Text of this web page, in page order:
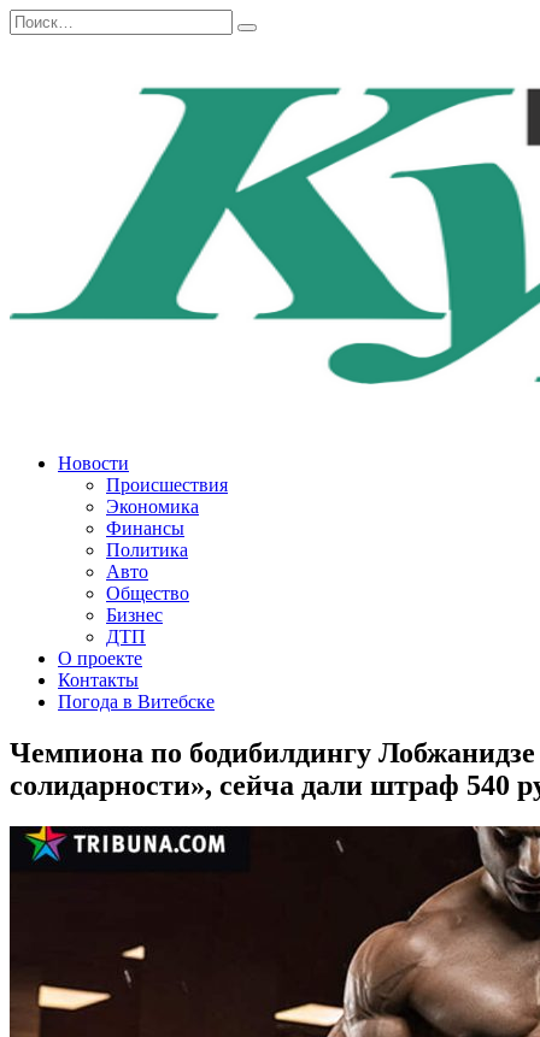
Перейти
к
Search
for:
Новости
Происшествия
Экономика
Финансы
Политика
Авто
Общество
Бизнес
ДТП
О проекте
Контакты
Погода в Витебске
Чемпиона по бодибилдингу
солидарности», сейча дали штраф 540